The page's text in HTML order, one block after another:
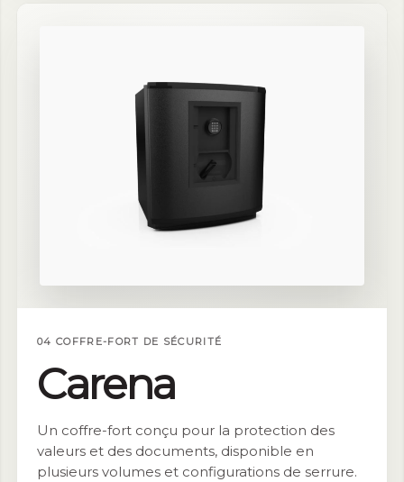
04 COFFRE-FORT DE SÉCURITÉ
Carena
Un coffre-fort conçu pour la protection des
valeurs et des documents, disponible en
plusieurs volumes et configurations de serrure.